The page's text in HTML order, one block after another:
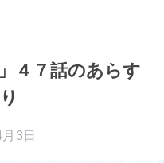
４７話のあらす
3日